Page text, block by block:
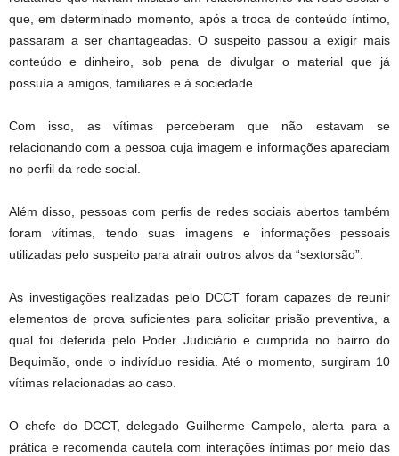
que, em determinado momento, após a troca de conteúdo íntimo,
passaram a ser chantageadas. O suspeito passou a exigir mais
conteúdo e dinheiro, sob pena de divulgar o material que já
possuía a amigos, familiares e à sociedade.
Com isso, as vítimas perceberam que não estavam se
relacionando com a pessoa cuja imagem e informações apareciam
no perfil da rede social.
Além disso, pessoas com perfis de redes sociais abertos também
foram vítimas, tendo suas imagens e informações pessoais
utilizadas pelo suspeito para atrair outros alvos da “sextorsão”.
As investigações realizadas pelo DCCT foram capazes de reunir
elementos de prova suficientes para solicitar prisão preventiva, a
qual foi deferida pelo Poder Judiciário e cumprida no bairro do
Bequimão, onde o indivíduo residia. Até o momento, surgiram 10
vítimas relacionadas ao caso.
O chefe do DCCT, delegado Guilherme Campelo, alerta para a
prática e recomenda cautela com interações íntimas por meio das